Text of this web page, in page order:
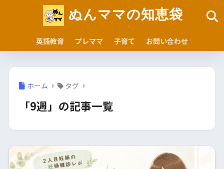
ぬんママの知恵袋
英語教育 プレママ 子育て お問い合わせ
ホーム タグ
「9週」の記事一覧